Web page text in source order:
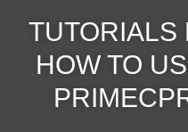
TUTORIALS
HOW TO